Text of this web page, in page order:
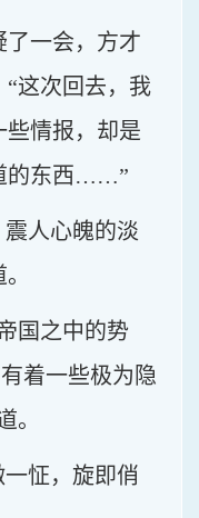
了一会，方才
这次回去，我
情报，却是
的东西……”
人心魄的淡
国之中的势
着一些极为隐
。
怔，旋即俏